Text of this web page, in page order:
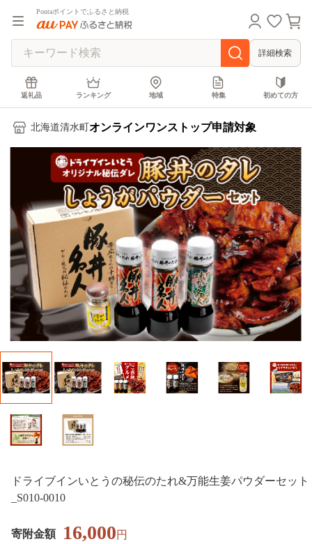
Pontaポイントでふるさと納税
詳細検索
返礼品 ランキング 地域 特集 初めての方
北海道清水町 オンラインワンストップ申請対象
ドライブインいとうの秘伝のたれ&万能生姜パウダーセット
_S010-0010
寄附金額 16,000円